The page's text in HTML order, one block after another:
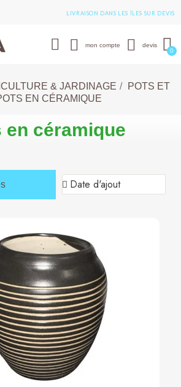
LIVRAISON DANS LES ÎLES SUR DEVIS
mon compte devis
& JARDINAGE
POTS ET
EN CÉRAMIQUE
en céramique